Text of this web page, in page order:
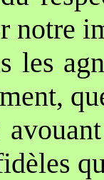
notre
les